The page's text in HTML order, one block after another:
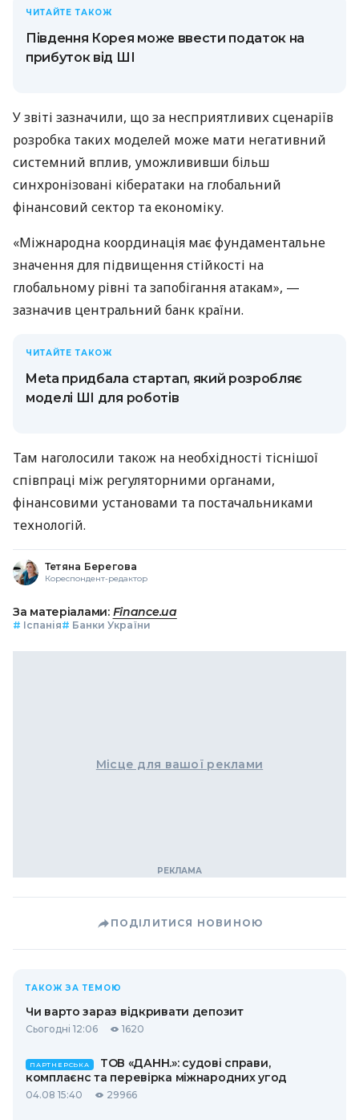
ЧИТАЙТЕ ТАКОЖ
Південня Корея може ввести податок на
прибуток від ШІ
У звіті зазначили, що за несприятливих сценаріїв
розробка таких моделей може мати негативний
системний вплив, уможлививши більш
синхронізовані кібератаки на глобальний
фінансовий сектор та економіку.
«Міжнародна координація має фундаментальне
значення для підвищення стійкості на
глобальному рівні та запобігання атакам», —
зазначив центральний банк країни.
ЧИТАЙТЕ ТАКОЖ
Meta придбала стартап, який розробляє
моделі ШІ для роботів
Там наголосили також на необхідності тіснішої
співпраці між регуляторними органами,
фінансовими установами та постачальниками
технологій.
Тетяна Берегова
Кореспондент-редактор
За матеріалами: Finance.ua
# Іспанія# Банки України
Місце для вашої реклами
ПОДІЛИТИСЯ НОВИНОЮ
ТАКОЖ ЗА ТЕМОЮ
Чи варто зараз відкривати депозит
Сьогодні 12:06 1620
ПАРТНЕРСЬКА
ТОВ «ДАНН.»: судові справи,
комплаєнс та перевірка міжнародних угод
04.08 15:40 29966